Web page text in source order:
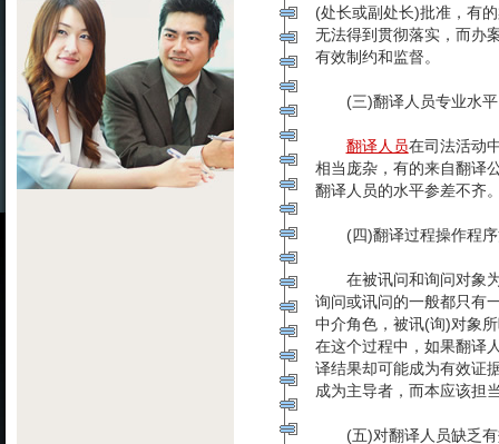
(处长或副处长)批准，有
无法得到贯彻落实，而办
有效制约和监督。
(三)翻译人员专业水平
翻译人员在司法活动
相当庞杂，有的来自翻译
翻译人员的水平参差不齐
(四)翻译过程操作程序
在被讯问和询问对象为
询问或讯问的一般都只有
中介角色，被讯(询)对象
在这个过程中，如果翻译
译结果却可能成为有效证
成为主导者，而本应该担
(五)对翻译人员缺乏有